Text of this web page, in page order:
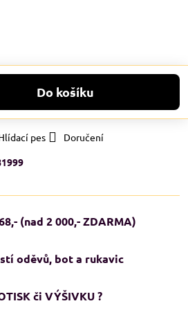
Do košíku
pes
Doručení
(nad 2 000,- ZDARMA)
oděvů, bot a rukavic
či VÝŠIVKU ?